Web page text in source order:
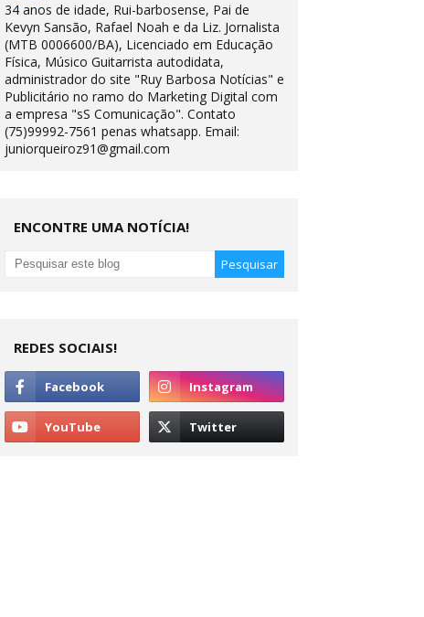
34 anos de idade, Rui-barbosense, Pai de
Kevyn Sansão, Rafael Noah e da Liz. Jornalista
(MTB 0006600/BA), Licenciado em Educação
Física, Músico Guitarrista autodidata,
administrador do site "Ruy Barbosa Notícias" e
Publicitário no ramo do Marketing Digital com
a empresa "sS Comunicação". Contato
(75)99992-7561 penas whatsapp. Email:
juniorqueiroz91@gmail.com
ENCONTRE UMA NOTÍCIA!
REDES SOCIAIS!